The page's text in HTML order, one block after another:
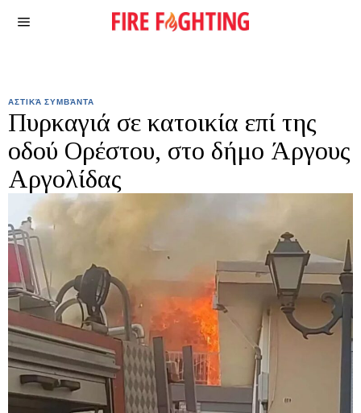
ΑΣΤΙΚΆ ΣΥΜΒΆΝΤΑ
Πυρκαγιά σε κατοικία επί της
οδού Ορέστου, στο δήμο Άργους
Αργολίδας